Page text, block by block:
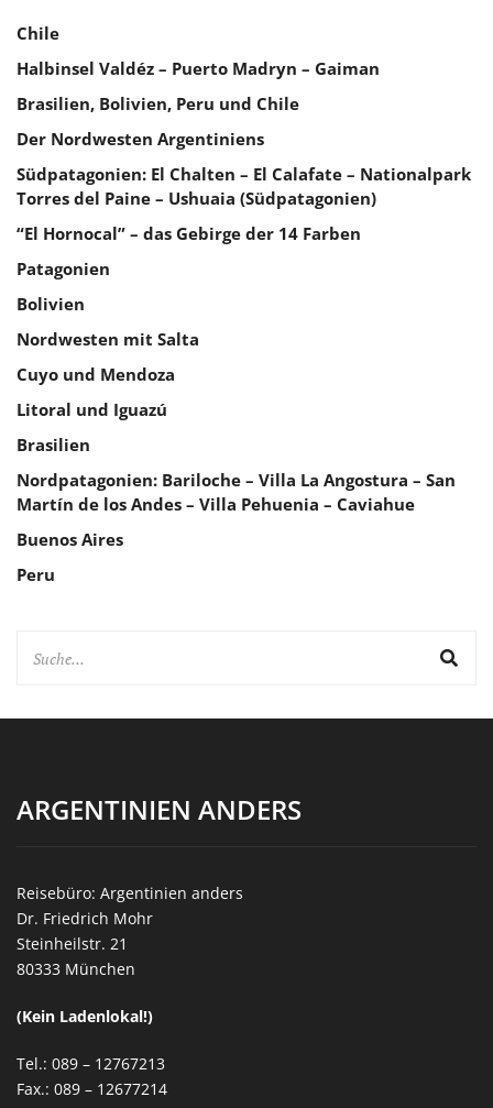
Chile
Halbinsel Valdéz – Puerto Madryn – Gaiman
Brasilien, Bolivien, Peru und Chile
Der Nordwesten Argentiniens
Südpatagonien: El Chalten – El Calafate – Nationalpark
Torres del Paine – Ushuaia (Südpatagonien)
“El Hornocal” – das Gebirge der 14 Farben
Patagonien
Bolivien
Nordwesten mit Salta
Cuyo und Mendoza
Litoral und Iguazú
Brasilien
Nordpatagonien: Bariloche – Villa La Angostura – San
Martín de los Andes – Villa Pehuenia – Caviahue
Buenos Aires
Peru
ARGENTINIEN ANDERS
Reisebüro: Argentinien anders
Dr. Friedrich Mohr
Steinheilstr. 21
80333 München
(Kein Ladenlokal!)
Tel.: 089 – 12767213
Fax.: 089 – 12677214